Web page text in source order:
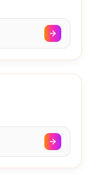
08. sep.–25. sep.
aug.–04. sep.